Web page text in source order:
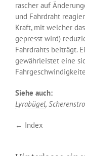
rascher auf
und Fahrdraht
Kraft, mit welcher
gepresst wird)
Fahrdrahts beiträgt.
gewährleistet eine
Siehe auch:
Lyrabügel,
← Index